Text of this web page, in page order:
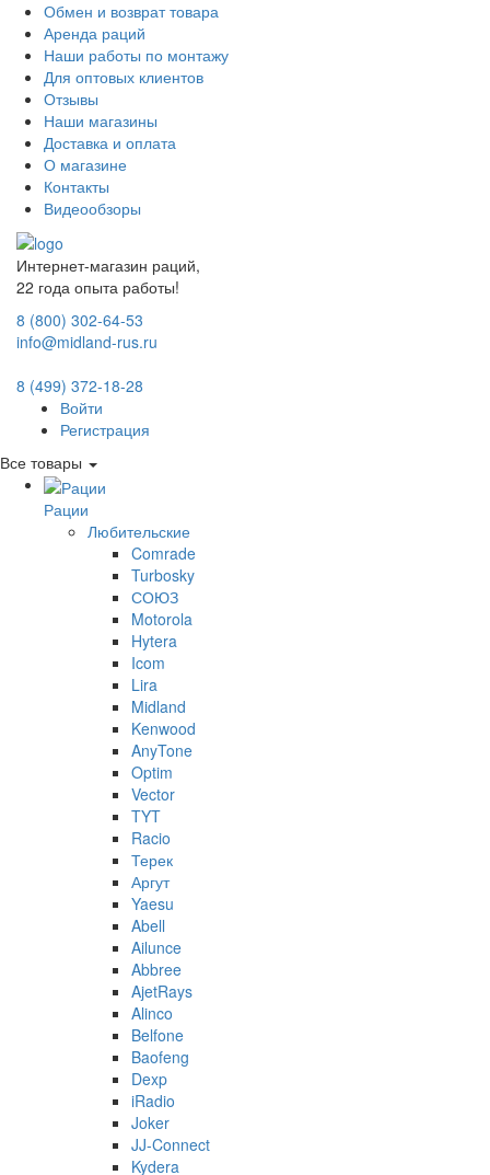
Обмен и возврат товара
Аренда раций
Наши работы по монтажу
Для оптовых клиентов
Отзывы
Наши магазины
Доставка и оплата
О магазине
Контакты
Видеообзоры
Интернет-магазин раций,
22 года опыта работы!
8 (800) 302-64-53
info@midland-rus.ru
8 (499) 372-18-28
Войти
Регистрация
Все товары
Рации
Любительские
Comrade
Turbosky
СОЮЗ
Motorola
Hytera
Icom
Lira
Midland
Kenwood
AnyTone
Optim
Vector
TYT
Racio
Терек
Аргут
Yaesu
Abell
Ailunce
Abbree
AjetRays
Alinco
Belfone
Baofeng
Dexp
iRadio
Joker
JJ-Connect
Kydera